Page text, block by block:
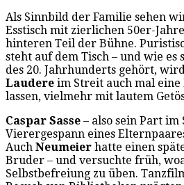
Als Sinnbild der Familie sehen
Esstisch mit zierlichen 50er-
hinteren Teil der Bühne.
steht auf dem Tisch – und wie
des 20. Jahrhunderts gehört,
Laudere im Streit auch mal
lassen, vielmehr mit lautem
Caspar Sasse – also sein Part
Vierergespann eines
Auch Neumeier hatte einen
Bruder – und versuchte früh,
Selbstbefreiung zu üben.